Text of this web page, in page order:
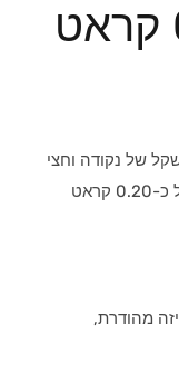
של נקודה וחצי
כל אחד (0.015 קראט כל יהלום), סך הכל כ-0.20 קראט
מהודרת,